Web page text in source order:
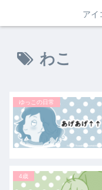
アイ
わこ
ゆっこの日常
4歳